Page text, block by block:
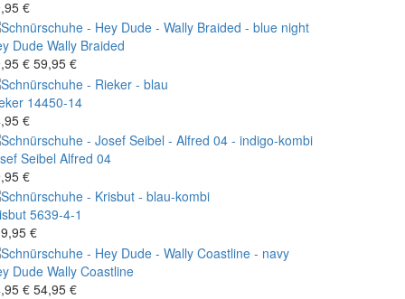
€
Dude Wally Braided
€ 59,95 €
14450-14
€
Seibel Alfred 04
€
5639-4-1
€
Dude Wally Coastline
€ 54,95 €